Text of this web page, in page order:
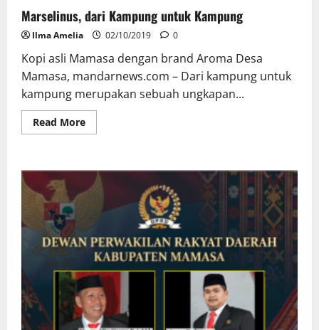
Marselinus, dari Kampung untuk Kampung
Ilma Amelia 02/10/2019 0
Kopi asli Mamasa dengan brand Aroma Desa
Mamasa, mandarnews.com – Dari kampung untuk
kampung merupakan sebuah ungkapan...
Read MoreRead
more
Kampung
untuk
Kampung